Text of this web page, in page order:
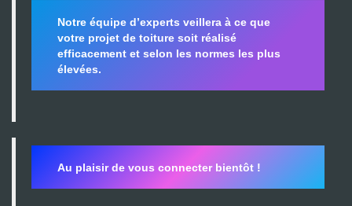
Notre équipe d’experts veillera à ce que
votre projet de toiture soit réalisé
efficacement et selon les normes les plus
élevées.
Au plaisir de vous connecter bientôt !